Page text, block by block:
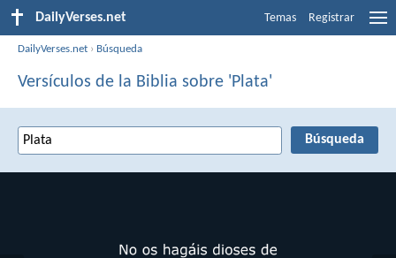
DailyVerses.net Temas Registrar
DailyVerses.net › Búsqueda
Versículos de la Biblia sobre 'Plata'